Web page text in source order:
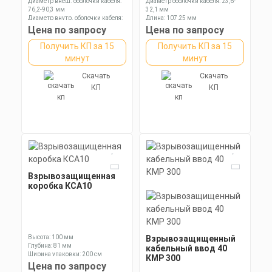
76,2-90,3 мм
Диаметр внутр. оболочки кабеля:
67,0-79,0 мм
Длина: 151,5 мм
Цена по запросу
Получить КП за 15
минут
Скачать
КП
32,1 мм
Длина: 107,25 мм
Ключ: 50 мм
Цена по запросу
Получить КП за 15
минут
Скачать
КП
Взрывозащищенная
коробка КСА10
Высота: 100 мм
Глубина: 81 мм
Ширина упаковки: 200 см
Цена по запросу
Взрывозащищенный
кабельный ввод 40
КМР 300